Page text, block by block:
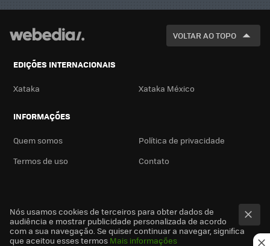
VOLTAR AO TOPO
EDIÇÕES INTERNACIONAIS
Xataka Xataka México
INFORMAÇÕES
Quem somos
Política de privacidade
Termos de uso
Contato
Nós usamos cookies de terceiros para obter dados de
audiência e mostrar publicidade personalizada de acordo
com a sua navegação. Se quiser continuar a navegar, significa
que aceitou esses termos Mais informações